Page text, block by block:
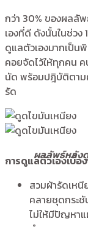
กว่า 30% ของผลลั
เองที่ดี ดังนั้นในช่วง
ดูแลตัวเองมากเป็น
คอยจัดไว้ให้ทุกคน ค
นัด พร้อมปฎิบัติตาม
รัด
ผลลัพธ์หลัง
การดูแลตัวเองเบื้อ
สวมผ้ารัดเห
คลายชุดกระ
ไม่ให้มีปัญหา